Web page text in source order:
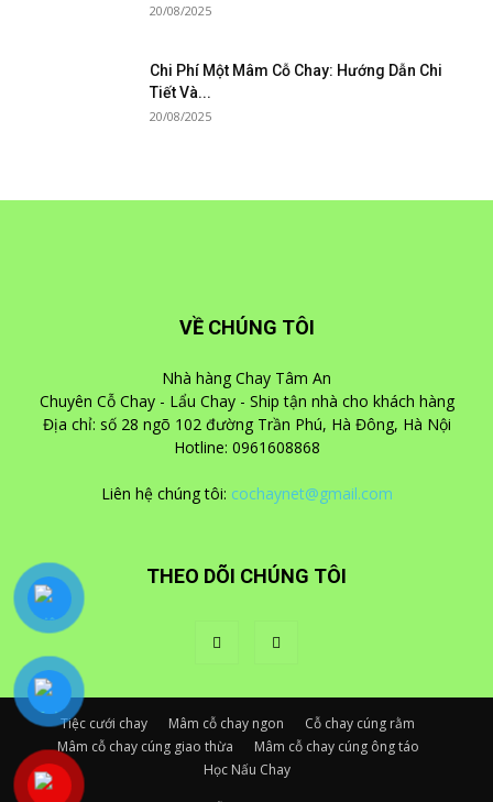
20/08/2025
Chi Phí Một Mâm Cỗ Chay: Hướng Dẫn Chi
Tiết Và...
20/08/2025
VỀ CHÚNG TÔI
Nhà hàng Chay Tâm An
Chuyên Cỗ Chay - Lẩu Chay - Ship tận nhà cho khách hàng
Địa chỉ: số 28 ngõ 102 đường Trần Phú, Hà Đông, Hà Nội
Hotline: 0961608868
Liên hệ chúng tôi: cochaynet@gmail.com
THEO DÕI CHÚNG TÔI
Tiệc cưới chay Mâm cỗ chay ngon
Cỗ chay cúng rằm
Mâm cỗ chay cúng giao thừa
Mâm cỗ chay cúng ông táo
Học Nấu Chay